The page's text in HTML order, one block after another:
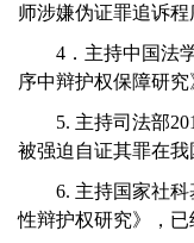
师涉嫌伪证罪追诉程
4．主持中国法
序中辩护权保障研究
5. 主持司法部
被强迫自证其罪在我
6. 主持国家社
性辩护权研究》，已